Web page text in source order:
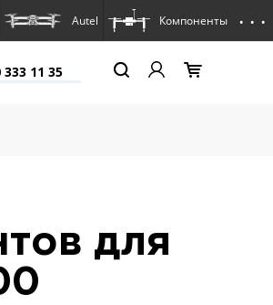
Autel Компоненты . . .
333 11 35
для